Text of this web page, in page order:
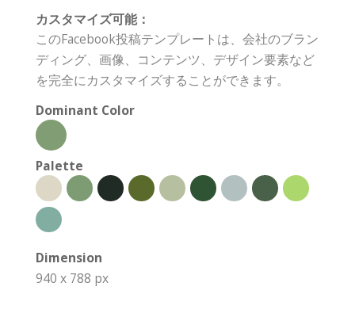
カスタマイズ可能：
このFacebook投稿テンプレートは、会社のブラン
ディング、画像、コンテンツ、デザイン要素など
を完全にカスタマイズすることができます。
Dominant Color
Palette
Dimension
940 x 788 px